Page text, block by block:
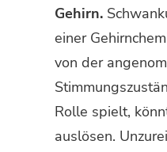
Gehirn.
einer
von der
Rolle spielt,
auslösen.